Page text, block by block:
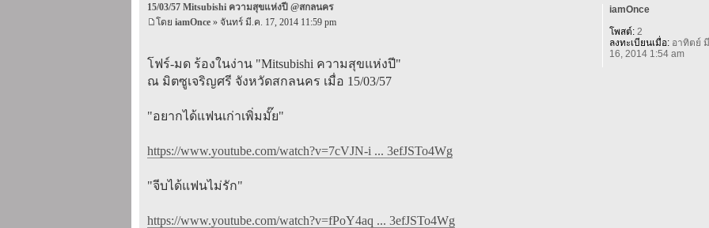
15/03/57 Mitsubishi ความสุขแห่งปี @สกลนคร
โดย iamOnce » จันทร์ มี.ค. 17, 2014 11:59 pm
โฟร์-มด ร้องในง่าน "Mitsubishi ความสุขแห่งปี"
ณ มิตซูเจริญศรี จังหวัดสกลนคร เมื่อ 15/03/57
"อยากได้แฟนเก่าเพิ่มมั๊ย"
https://www.youtube.com/watch?v=7cVJN-i ... 3efJSTo4Wg
"จีบได้แฟนไม่รัก"
https://www.youtube.com/watch?v=fPoY4aq ... 3efJSTo4Wg
iamOnce
โพสต์:2
ลงทะเบียนเมื่อ:อาทิตย์
16, 2014 1:54 am